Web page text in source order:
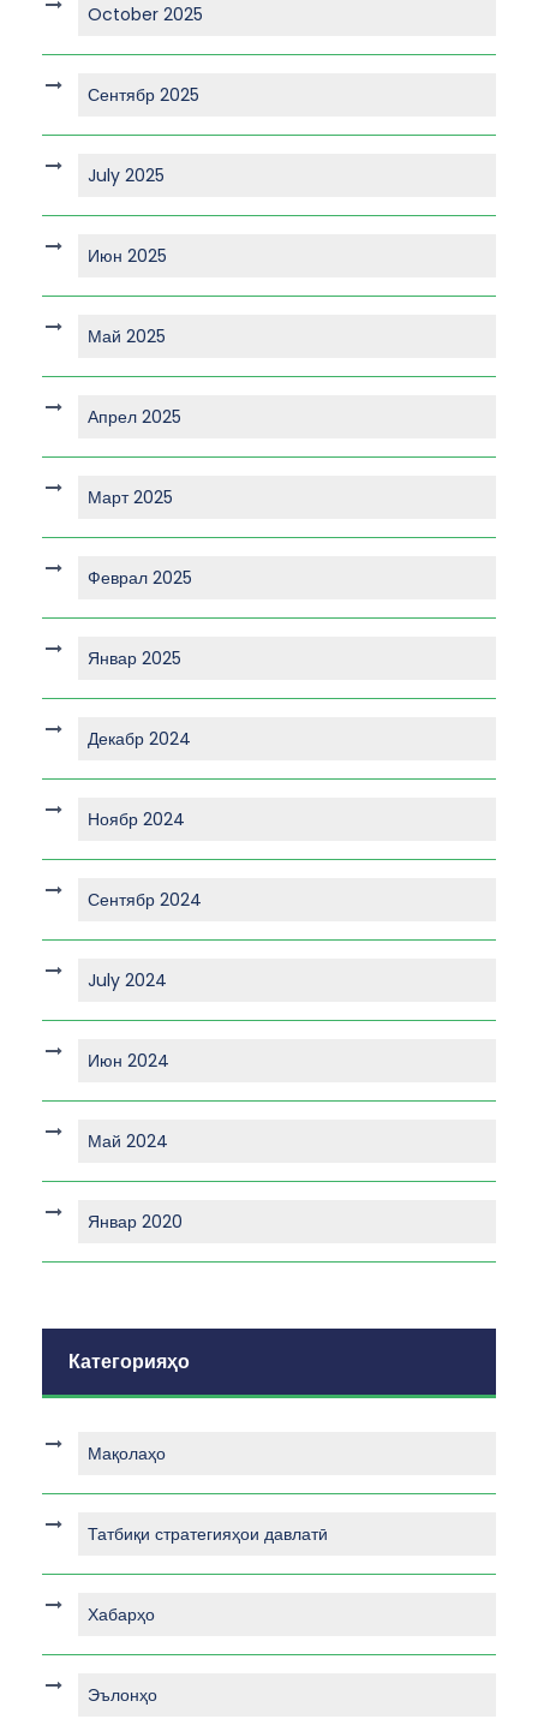
October 2025
Сентябр 2025
July 2025
Июн 2025
Май 2025
Апрел 2025
Март 2025
Феврал 2025
Январ 2025
Декабр 2024
Ноябр 2024
Сентябр 2024
July 2024
Июн 2024
Май 2024
Январ 2020
Категорияҳо
Мақолаҳо
Татбиқи стратегияҳои давлатӣ
Хабарҳо
Эълонҳо